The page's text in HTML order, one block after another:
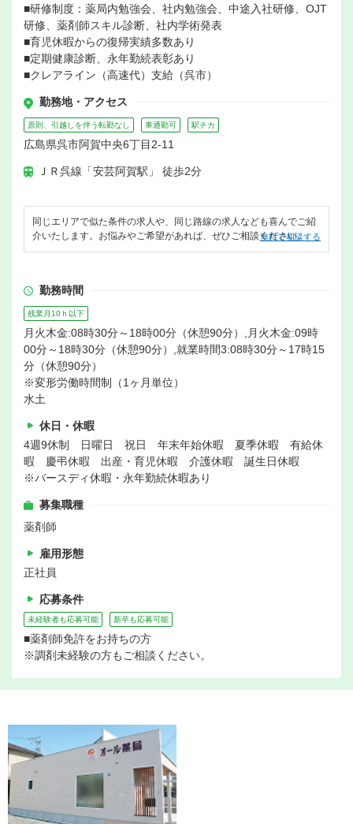
■研修制度：薬局内勉強会、社内勉強会、中途入社研修、OJT
研修、薬剤師スキル診断、社内学術発表
■育児休暇からの復帰実績多数あり
■定期健康診断、永年勤続表彰あり
■クレアライン（高速代）支給（呉市）
勤務地・アクセス
原則、引越しを伴う転勤なし 車通勤可 駅チカ
広島県呉市阿賀中央6丁目2-11
ＪＲ呉線「安芸阿賀駅」 徒歩2分
同じエリアで似た条件の求人や、同じ路線の求人なども喜んでご紹
介いたします。お悩みやご希望があれば、ぜひご相談ください。
無料で相談する
勤務時間
残業月10ｈ以下
月火木金:08時30分～18時00分（休憩90分）,月火木金:09時
00分～18時30分（休憩90分）,就業時間3:08時30分～17時15
分（休憩90分）
※変形労働時間制（1ヶ月単位）
水土
休日・休暇
4週9休制 日曜日 祝日 年末年始休暇 夏季休暇 有給休
暇 慶弔休暇 出産・育児休暇 介護休暇 誕生日休暇
※バースディ休暇・永年勤続休暇あり
募集職種
薬剤師
雇用形態
正社員
応募条件
未経験者も応募可能 新卒も応募可能
■薬剤師免許をお持ちの方
※調剤未経験の方もご相談ください。